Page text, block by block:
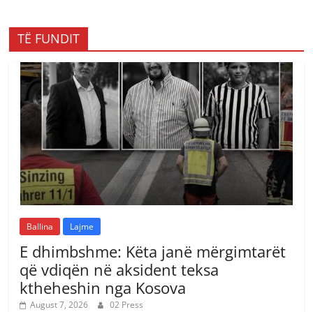
TË FUNDIT
Ballina Lajme
E dhimbshme: Këta janë mërgimtarët
që vdiqën në aksident teksa
ktheheshin nga Kosova
August 7, 2026 02 Press